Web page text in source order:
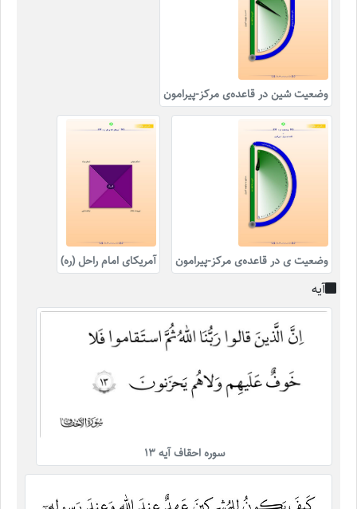
وضعیت شین در قاعده‌ی مرکز-پیرامون
وضعیت ی در قاعده‌ی مرکز-پیرامون آمریکای امام راحل (ره)
آیه
سوره احقاف آیه 13